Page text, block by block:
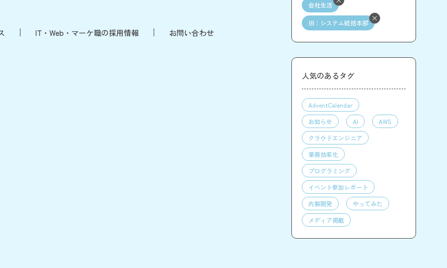
IT・Web・マーケ職の採用情報 お問い合わせ
会社生活
旧：システム統括本部
人気のあるタグ
AdventCalendar
お知らせ
AI
AWS
クラウドエンジニア
業務効率化
プログラミング
イベント参加レポート
内製開発
やってみた
メディア掲載